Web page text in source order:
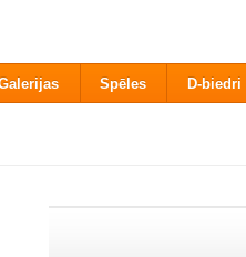
Spēles D-biedri